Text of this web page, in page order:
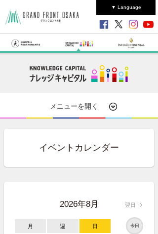
▼ Language
メニューを開く
イベントカレンダー
2026年8月 翌日
月 週 日 今日